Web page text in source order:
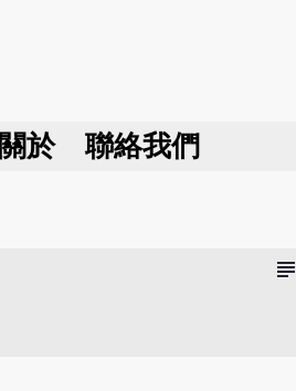
關於 聯絡我們
subject